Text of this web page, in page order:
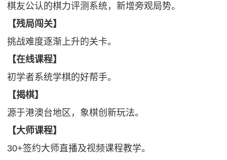
棋友公认的棋力评测系统，新增旁观局势。
【残局闯关】
挑战难度逐渐上升的关卡。
【在线课程】
初学者系统学棋的好帮手。
【揭棋】
源于港澳台地区，象棋创新玩法。
【大师课程】
30+签约大师直播及视频课程教学。